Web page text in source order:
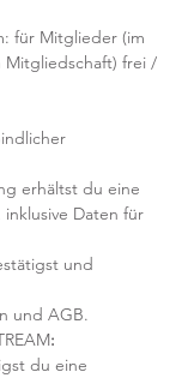
für Mitglieder (im
Mitgliedschaft) frei /
erhältst du eine
Daten für
und
und AGB.
:
du eine